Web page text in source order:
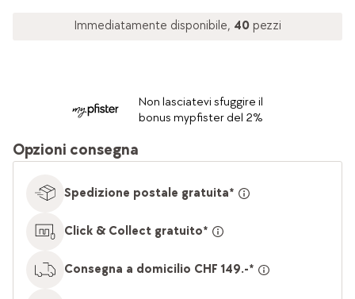
Immediatamente disponibile, 40 pezzi
Non lasciatevi sfuggire il
bonus mypfister del 2%
Opzioni consegna
Spedizione postale gratuita*
Click & Collect gratuito*
Consegna a domicilio CHF 149.-*